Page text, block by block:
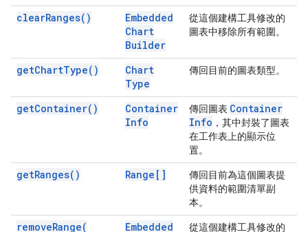
clearRanges( )
Embedded
Chart
Builder
從這個建構工具修改的
圖表中移除所有範圍。
getChartType( )
Chart
Type
傳回目前的圖表類型。
getContainer( )
Container
Info
傳回圖表 Container
Info ，其中封裝了圖表
在工作表上的顯示位
置。
getRanges( ) Range[]
傳回目前為這個圖表提
供資料的範圍清單副
本。
removeRange(
Embedded
從這個建構工具修改的